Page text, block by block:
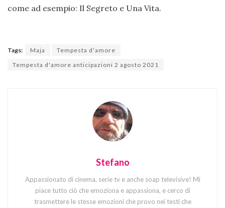
come ad esempio: Il Segreto e Una Vita.
Tags: Maja
Tempesta d'amore
Tempesta d'amore anticipazioni 2 agosto 2021
Stefano
Appassionato di cinema, serie tv e anche soap televisive! Mi
piace tutto ciò che emoziona e appassiona, e cerco di
trasmettere le stesse emozioni che provo nei testi che